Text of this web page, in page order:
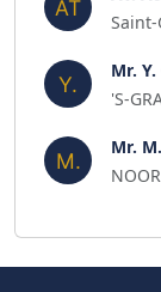
Saint-
Mr.
'S-
Mr.